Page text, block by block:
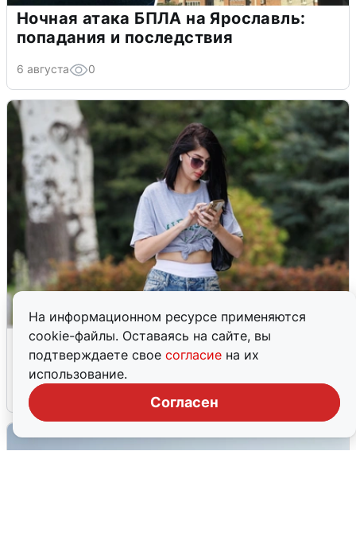
На информационном ресурсе применяются
cookie-файлы. Оставаясь на сайте, вы
подтверждаете свое согласие на их
использование.
Согласен
Ночная атака БПЛА на Ярославль:
попадания и последствия
6 августа 0
Волгоградцы остались без
мобильного интернета
6 августа